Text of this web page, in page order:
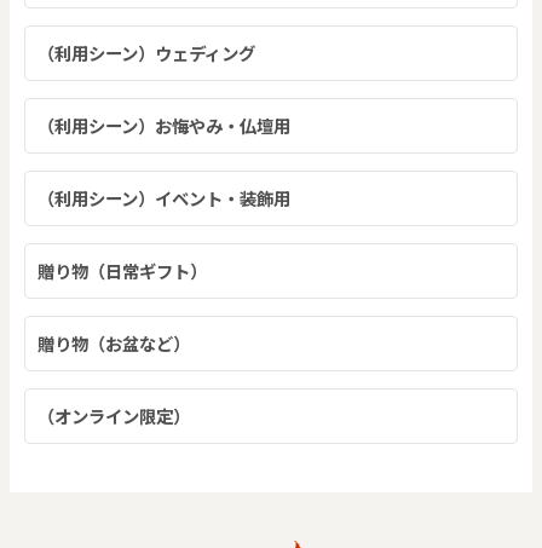
（利用シーン）ウェディング
（利用シーン）お悔やみ・仏壇用
（利用シーン）イベント・装飾用
贈り物（日常ギフト）
贈り物（お盆など）
（オンライン限定）